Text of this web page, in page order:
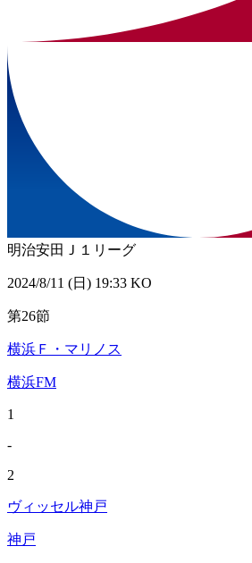
明治安田Ｊ１リーグ
2024/8/11 (日) 19:33 KO
第26節
横浜Ｆ・マリノス
横浜FM
1
-
2
ヴィッセル神戸
神戸